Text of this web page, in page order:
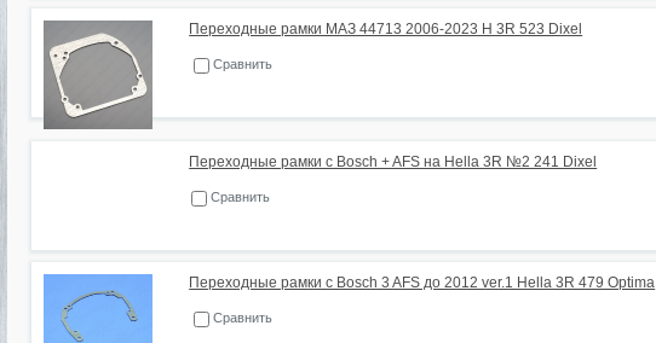
Переходные рамки МАЗ 44713 2006-2023 H 3R 523 Dixel
Сравнить
Переходные рамки с Bosch + AFS на Hella 3R №2 241 Dixel
Сравнить
Переходные рамки с Bosch 3 AFS до 2012 ver.1 Hella 3R 479 Optima
Сравнить